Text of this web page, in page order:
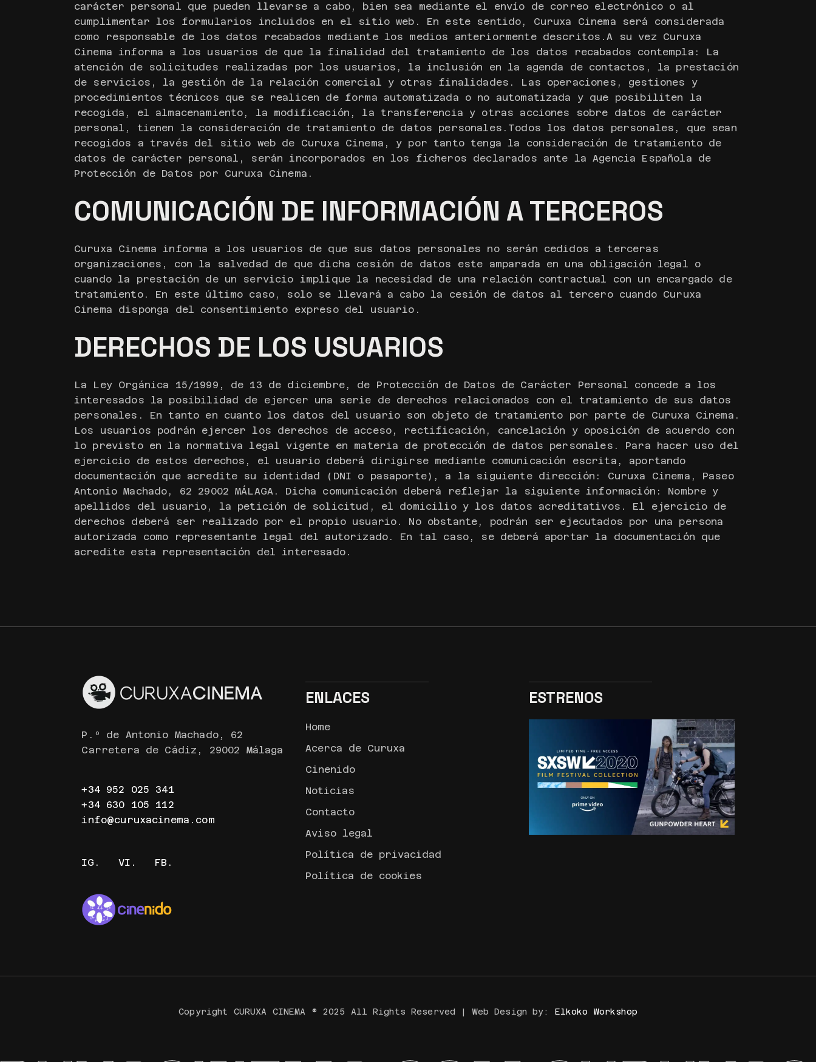
carácter personal que pueden llevarse a cabo, bien sea mediante el envío de correo electrónico o al
cumplimentar los formularios incluidos en el sitio web. En este sentido, Curuxa Cinema será considerada
como responsable de los datos recabados mediante los medios anteriormente descritos.A su vez Curuxa
Cinema informa a los usuarios de que la finalidad del tratamiento de los datos recabados contempla: La
atención de solicitudes realizadas por los usuarios, la inclusión en la agenda de contactos, la prestación
de servicios, la gestión de la relación comercial y otras finalidades. Las operaciones, gestiones y
procedimientos técnicos que se realicen de forma automatizada o no automatizada y que posibiliten la
recogida, el almacenamiento, la modificación, la transferencia y otras acciones sobre datos de carácter
personal, tienen la consideración de tratamiento de datos personales.Todos los datos personales, que sean
recogidos a través del sitio web de Curuxa Cinema, y por tanto tenga la consideración de tratamiento de
datos de carácter personal, serán incorporados en los ficheros declarados ante la Agencia Española de
Protección de Datos por Curuxa Cinema.
COMUNICACIÓN DE INFORMACIÓN A TERCEROS
Curuxa Cinema informa a los usuarios de que sus datos personales no serán cedidos a terceras
organizaciones, con la salvedad de que dicha cesión de datos este amparada en una obligación legal o
cuando la prestación de un servicio implique la necesidad de una relación contractual con un encargado de
tratamiento. En este último caso, solo se llevará a cabo la cesión de datos al tercero cuando Curuxa
Cinema disponga del consentimiento expreso del usuario.
DERECHOS DE LOS USUARIOS
La Ley Orgánica 15/1999, de 13 de diciembre, de Protección de Datos de Carácter Personal concede a los
interesados la posibilidad de ejercer una serie de derechos relacionados con el tratamiento de sus datos
personales. En tanto en cuanto los datos del usuario son objeto de tratamiento por parte de Curuxa Cinema.
Los usuarios podrán ejercer los derechos de acceso, rectificación, cancelación y oposición de acuerdo con
lo previsto en la normativa legal vigente en materia de protección de datos personales. Para hacer uso del
ejercicio de estos derechos, el usuario deberá dirigirse mediante comunicación escrita, aportando
documentación que acredite su identidad (DNI o pasaporte), a la siguiente dirección: Curuxa Cinema, Paseo
Antonio Machado, 62 29002 MÁLAGA. Dicha comunicación deberá reflejar la siguiente información: Nombre y
apellidos del usuario, la petición de solicitud, el domicilio y los datos acreditativos. El ejercicio de
derechos deberá ser realizado por el propio usuario. No obstante, podrán ser ejecutados por una persona
autorizada como representante legal del autorizado. En tal caso, se deberá aportar la documentación que
acredite esta representación del interesado.
P.º de Antonio Machado, 62
Carretera de Cádiz, 29002 Málaga
+34 952 025 341
+34 630 105 112
info@curuxacinema.com
IG. VI. FB.
ENLACES
Home
Acerca de Curuxa
Cinenido
Noticias
Contacto
Aviso legal
Política de privacidad
Política de cookies
ESTRENOS
Copyright CURUXA CINEMA ® 2025 All Rights Reserved | Web Design by: Elkoko Workshop